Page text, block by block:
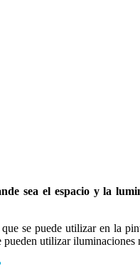
sea el espacio y la
se puede utilizar en la
utilizar iluminaciones